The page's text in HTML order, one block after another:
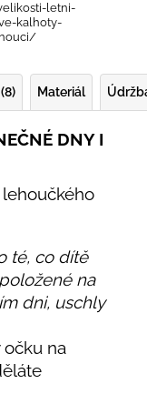
letni-
kalhoty-
Materiál
DNY I
lehoučkého
té, co dítě
na
dni, uschly
očku na